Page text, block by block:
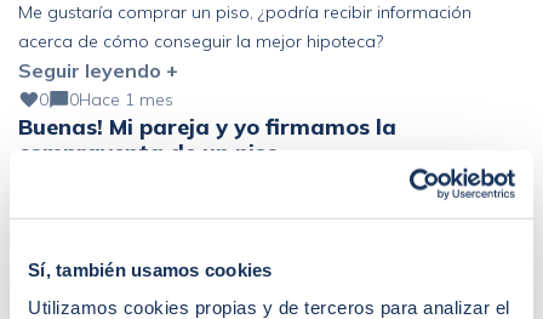
Sí, también usamos cookies
Utilizamos cookies propias y de terceros para analizar el
Me gustaría comprar un piso, ¿podría recibir información
acerca de cómo conseguir la mejor hipoteca?
Seguir leyendo +
0 0Hace 1 mes
Buenas! Mi pareja y yo firmamos la
compraventa de un piso …
Buenas! Mi pareja y yo firmamos la compraventa de un piso el
en acogernos al derecho de desistimiento antes de los 30 días.
Que represalias podríamos tener en el futuro con […]